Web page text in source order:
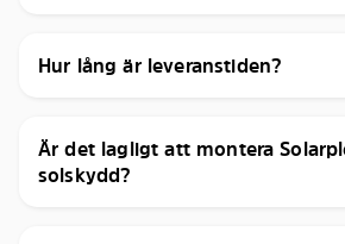
Hur lång är leveranstiden?
Är det lagligt att montera
solskydd?